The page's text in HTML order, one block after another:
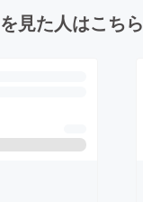
見た人はこち